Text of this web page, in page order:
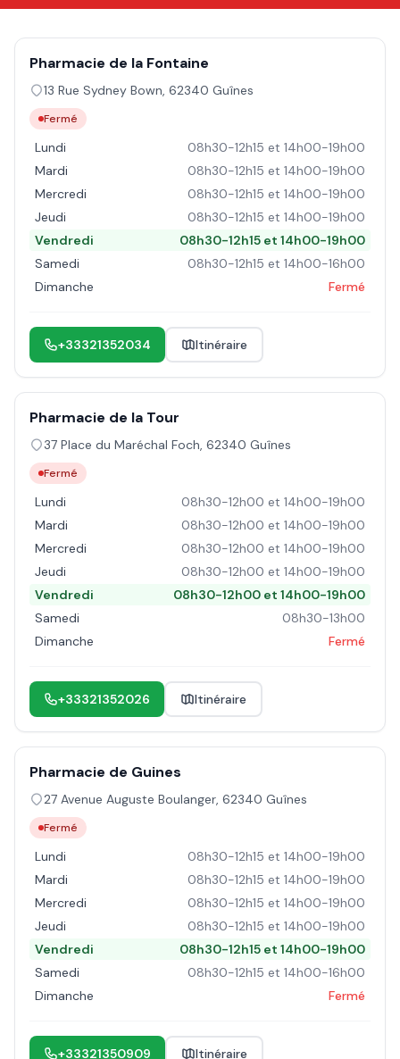
Pharmacie de la Fontaine
13 Rue Sydney Bown, 62340 Guînes
Fermé
Lundi
08h30-12h15 et 14h00-19h00
Mardi
08h30-12h15 et 14h00-19h00
Mercredi
08h30-12h15 et 14h00-19h00
Jeudi
08h30-12h15 et 14h00-19h00
Vendredi
08h30-12h15 et 14h00-19h00
Samedi
08h30-12h15 et 14h00-16h00
Dimanche
Fermé
+33321352034 Itinéraire
Pharmacie de la Tour
37 Place du Maréchal Foch, 62340 Guînes
Fermé
Lundi
08h30-12h00 et 14h00-19h00
Mardi
08h30-12h00 et 14h00-19h00
Mercredi
08h30-12h00 et 14h00-19h00
Jeudi
08h30-12h00 et 14h00-19h00
Vendredi
08h30-12h00 et 14h00-19h00
Samedi
08h30-13h00
Dimanche
Fermé
+33321352026 Itinéraire
Pharmacie de Guines
27 Avenue Auguste Boulanger, 62340 Guînes
Fermé
Lundi
08h30-12h15 et 14h00-19h00
Mardi
08h30-12h15 et 14h00-19h00
Mercredi
08h30-12h15 et 14h00-19h00
Jeudi
08h30-12h15 et 14h00-19h00
Vendredi
08h30-12h15 et 14h00-19h00
Samedi
08h30-12h15 et 14h00-16h00
Dimanche
Fermé
+33321350909 Itinéraire